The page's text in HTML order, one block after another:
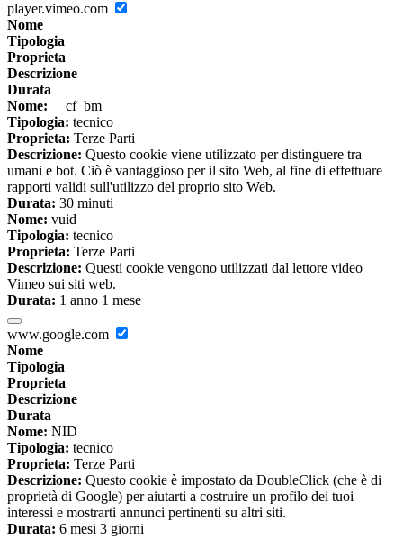
player.vimeo.com
Nome
Tipologia
Proprieta
Descrizione
Durata
Nome: __cf_bm
Tipologia: tecnico
Proprieta: Terze Parti
Descrizione: Questo cookie viene utilizzato per distinguere tra
umani e bot. Ciò è vantaggioso per il sito Web, al fine di effettuare
rapporti validi sull'utilizzo del proprio sito Web.
Durata: 30 minuti
Nome: vuid
Tipologia: tecnico
Proprieta: Terze Parti
Descrizione: Questi cookie vengono utilizzati dal lettore video
Vimeo sui siti web.
Durata: 1 anno 1 mese
www.google.com
Nome
Tipologia
Proprieta
Descrizione
Durata
Nome: NID
Tipologia: tecnico
Proprieta: Terze Parti
Descrizione: Questo cookie è impostato da DoubleClick (che è di
proprietà di Google) per aiutarti a costruire un profilo dei tuoi
interessi e mostrarti annunci pertinenti su altri siti.
Durata: 6 mesi 3 giorni